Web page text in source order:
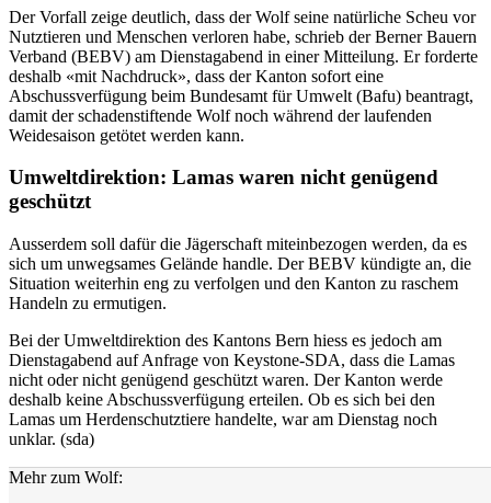
Der Vorfall zeige deutlich, dass der Wolf seine natürliche Scheu vor
Nutztieren und Menschen verloren habe, schrieb der Berner Bauern
Verband (BEBV) am Dienstagabend in einer Mitteilung. Er forderte
deshalb «mit Nachdruck», dass der Kanton sofort eine
Abschussverfügung beim Bundesamt für Umwelt (Bafu) beantragt,
damit der schadenstiftende Wolf noch während der laufenden
Weidesaison getötet werden kann.
Umweltdirektion: Lamas waren nicht genügend
geschützt
Ausserdem soll dafür die Jägerschaft miteinbezogen werden, da es
sich um unwegsames Gelände handle. Der BEBV kündigte an, die
Situation weiterhin eng zu verfolgen und den Kanton zu raschem
Handeln zu ermutigen.
Bei der Umweltdirektion des Kantons Bern hiess es jedoch am
Dienstagabend auf Anfrage von Keystone-SDA, dass die Lamas
nicht oder nicht genügend geschützt waren. Der Kanton werde
deshalb keine Abschussverfügung erteilen. Ob es sich bei den
Lamas um Herdenschutztiere handelte, war am Dienstag noch
unklar. (sda)
Mehr zum Wolf: